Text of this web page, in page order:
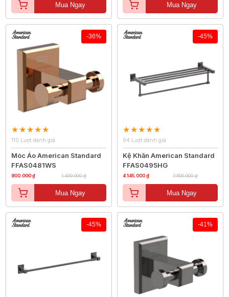
Mua Ngay Mua Ngay
-36%
110 Lượt đánh giá
Móc Áo American Standard
FFAS0481WS
900.000 ₫ 1.400.000 ₫
Mua Ngay
-45%
94 Lượt đánh giá
Kệ Khăn American Standard
FFAS0495HG
4.145.000 ₫ 7.500.000 ₫
Mua Ngay
-45% -41%